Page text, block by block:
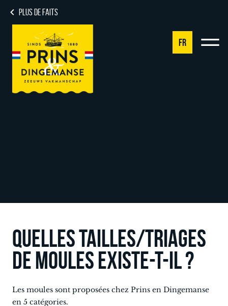
PLUS DE FAITS
FR
Quelles tailles/triages
de moules existe-t-il ?
Les moules sont proposées chez Prins en Dingemanse
en 5 catégories.